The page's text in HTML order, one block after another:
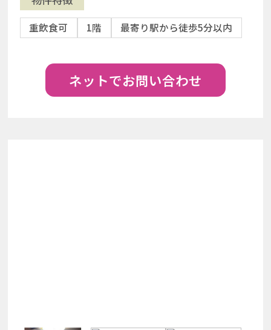
重飲食可 1階 最寄り駅から徒歩5分以内
ネットでお問い合わせ